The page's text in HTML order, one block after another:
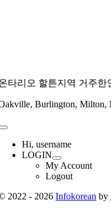
타리오 할튼지역 거주한
Burlington, Milton,
Toggle
NavigationHi, username
LOGIN
My Account
Logout
2022 - 2026Infokorean by